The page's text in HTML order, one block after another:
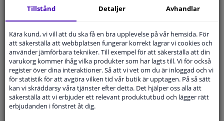
Kundservice:
Inte Tillgänglig Via Telefon
Ställ din fråga hos våra produktspecialister.
Frågor Och Svar
Modellmatchande garanti, Hitta rätt bildelar.
Fyll i ditt registreringsnummerellerVälj din bil.
Tillstånd Detaljer Avhandlar
Kära kund, vi vill att du ska få en bra upplevelse på vår hemsida. För
att säkerställa att webbplatsen fungerar korrekt lagrar vi cookies och
använder jämförbara tekniker. Till exempel för att säkerställa att din
varukorg kommer ihåg vilka produkter som har lagts till. Vi för också
register över dina interaktioner. Så att vi vet om du är inloggad och vi
för statistik för att avgöra vilken tid vår butik är upptagen. På så sätt
kan vi skräddarsy våra tjänster efter detta. Det hjälper oss alla att
säkerställa att vi erbjuder ett relevant produktutbud och lägger rätt
erbjudanden i fönstret åt dig.